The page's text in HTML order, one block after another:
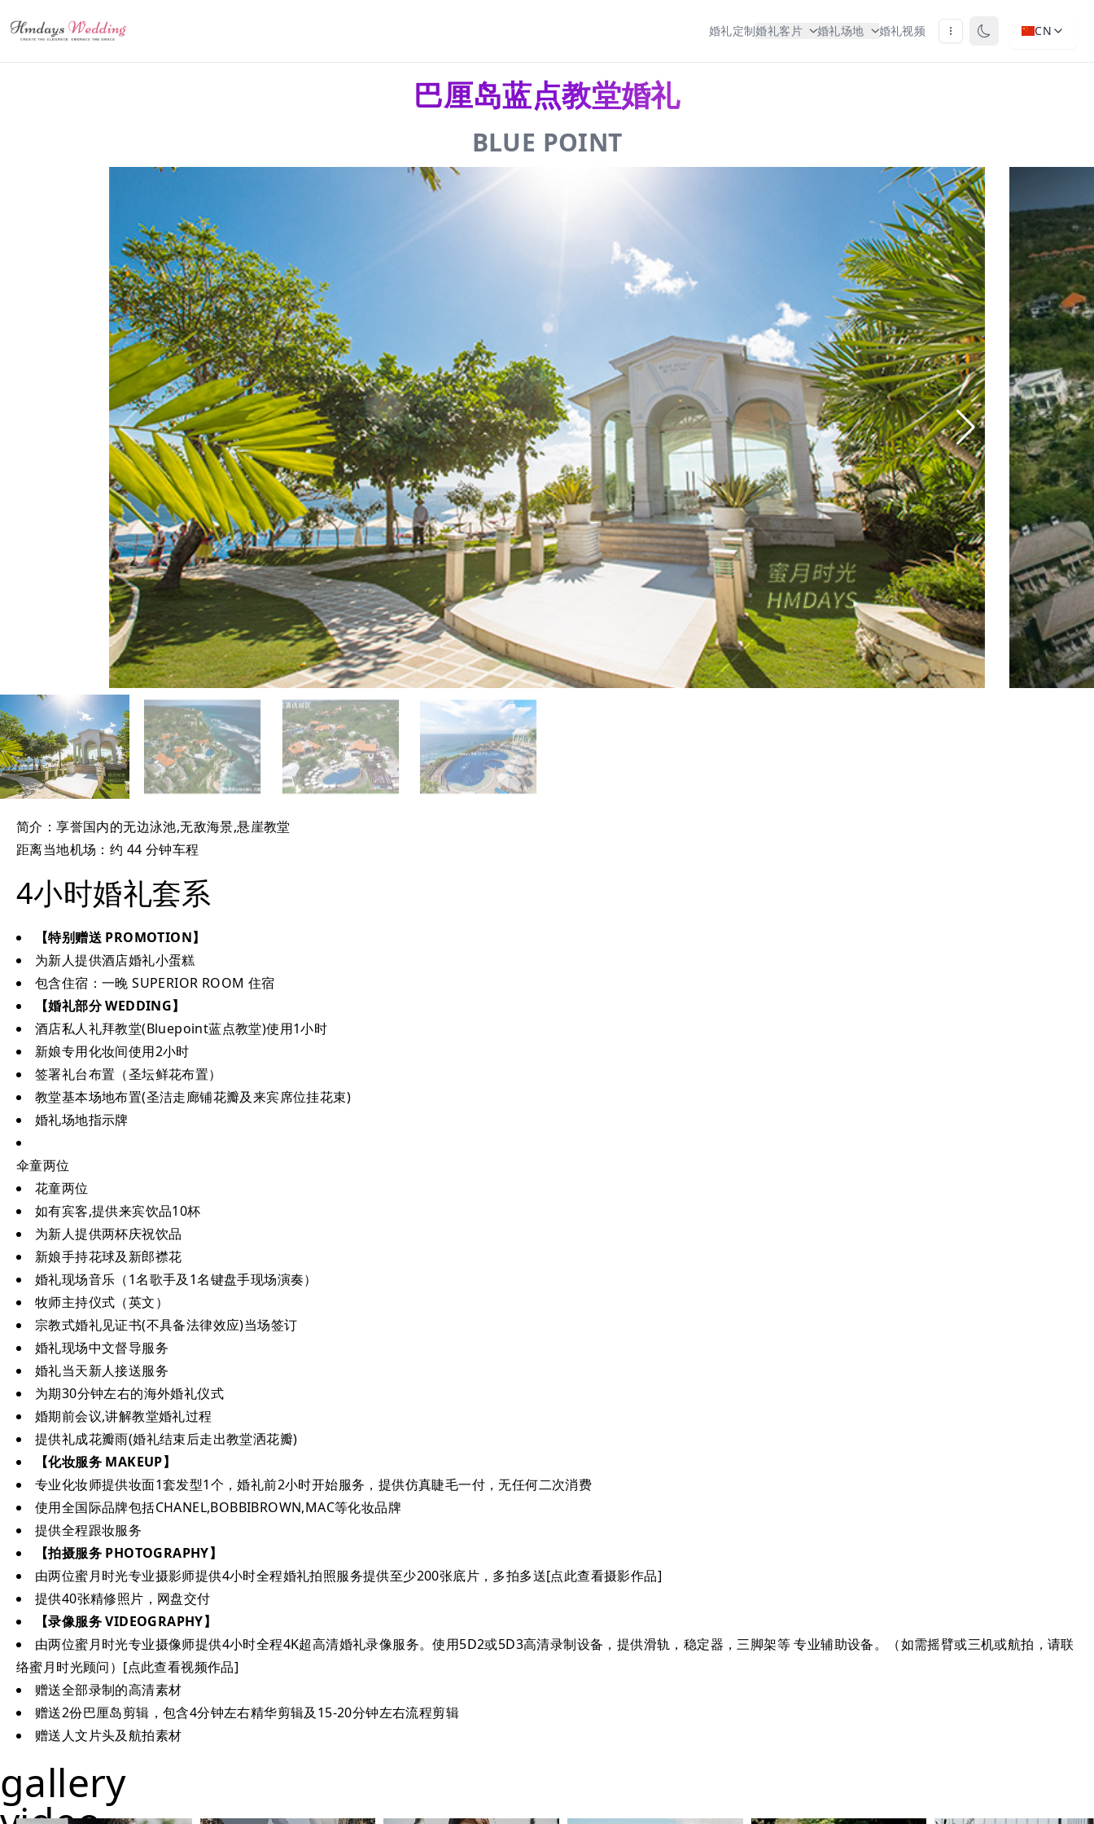
CN
婚礼定制婚礼客片 婚礼场地 婚礼视频
巴厘岛蓝点教堂婚礼
BLUE POINT
简介：享誉国内的无边泳池,无敌海景,悬崖教堂
距离当地机场：约 44 分钟车程
4小时婚礼套系
【特别赠送 PROMOTION】
为新人提供酒店婚礼小蛋糕
包含住宿：一晚 SUPERIOR ROOM 住宿
【婚礼部分 WEDDING】
酒店私人礼拜教堂(Bluepoint蓝点教堂)使用1小时
新娘专用化妆间使用2小时
签署礼台布置（圣坛鲜花布置）
教堂基本场地布置(圣洁走廊铺花瓣及来宾席位挂花束)
婚礼场地指示牌
伞童两位
花童两位
如有宾客,提供来宾饮品10杯
为新人提供两杯庆祝饮品
新娘手持花球及新郎襟花
婚礼现场音乐（1名歌手及1名键盘手现场演奏）
牧师主持仪式（英文）
宗教式婚礼见证书(不具备法律效应)当场签订
婚礼现场中文督导服务
婚礼当天新人接送服务
为期30分钟左右的海外婚礼仪式
婚期前会议,讲解教堂婚礼过程
提供礼成花瓣雨(婚礼结束后走出教堂洒花瓣)
【化妆服务 MAKEUP】
专业化妆师提供妆面1套发型1个，婚礼前2小时开始服务，提供仿真睫毛一付，无任何二次消费
使用全国际品牌包括CHANEL,BOBBIBROWN,MAC等化妆品牌
提供全程跟妆服务
【拍摄服务 PHOTOGRAPHY】
由两位蜜月时光专业摄影师提供4小时全程婚礼拍照服务提供至少200张底片，多拍多送[点此查看摄影作品]
提供40张精修照片，网盘交付
【录像服务 VIDEOGRAPHY】
由两位蜜月时光专业摄像师提供4小时全程4K超高清婚礼录像服务。使用5D2或5D3高清录制设备，提供滑轨，稳定器，三脚架等 专业辅助设备。（如需摇臂或三机或航拍，请联
络蜜月时光顾问）[点此查看视频作品]
赠送全部录制的高清素材
赠送2份巴厘岛剪辑，包含4分钟左右精华剪辑及15-20分钟左右流程剪辑
赠送人文片头及航拍素材
gallery